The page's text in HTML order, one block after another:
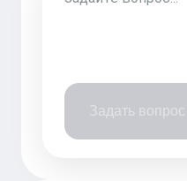
Задать вопрос